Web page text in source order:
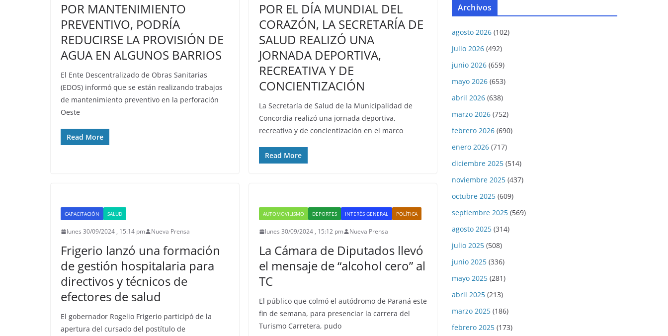
POR MANTENIMIENTO
PREVENTIVO, PODRÍA
REDUCIRSE LA PROVISIÓN DE
AGUA EN ALGUNOS BARRIOS
El Ente Descentralizado de Obras Sanitarias
(EDOS) informó que se están realizando trabajos
de mantenimiento preventivo en la perforación
Oeste
Read More
POR EL DÍA MUNDIAL DEL
CORAZÓN, LA SECRETARÍA DE
SALUD REALIZÓ UNA
JORNADA DEPORTIVA,
RECREATIVA Y DE
CONCIENTIZACIÓN
La Secretaría de Salud de la Municipalidad de
Concordia realizó una jornada deportiva,
recreativa y de concientización en el marco
Read More
CAPACITACIÓN SALUD
lunes 30/09/2024 , 15:14 pm Nueva Prensa
Frigerio lanzó una formación
de gestión hospitalaria para
directivos y técnicos de
efectores de salud
El gobernador Rogelio Frigerio participó de la
apertura del cursado del postítulo de
AUTOMOVILISMO DEPORTES INTERÉS GENERAL POLÍTICA
lunes 30/09/2024 , 15:12 pm Nueva Prensa
La Cámara de Diputados llevó
el mensaje de “alcohol cero” al
TC
El público que colmó el autódromo de Paraná este
fin de semana, para presenciar la carrera del
Turismo Carretera, pudo
Archivos
agosto 2026 (102)
julio 2026 (492)
junio 2026 (659)
mayo 2026 (653)
abril 2026 (638)
marzo 2026 (752)
febrero 2026 (690)
enero 2026 (717)
diciembre 2025 (514)
noviembre 2025 (437)
octubre 2025 (609)
septiembre 2025 (569)
agosto 2025 (314)
julio 2025 (508)
junio 2025 (336)
mayo 2025 (281)
abril 2025 (213)
marzo 2025 (186)
febrero 2025 (173)